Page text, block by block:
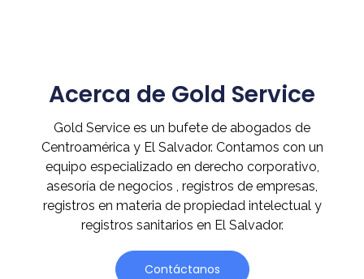
Acerca de Gold Service
Gold Service es un bufete de abogados de
Centroamérica y El Salvador. Contamos con un
equipo especializado en derecho corporativo,
asesoría de negocios , registros de empresas,
registros en materia de propiedad intelectual y
registros sanitarios en El Salvador.
Contáctanos